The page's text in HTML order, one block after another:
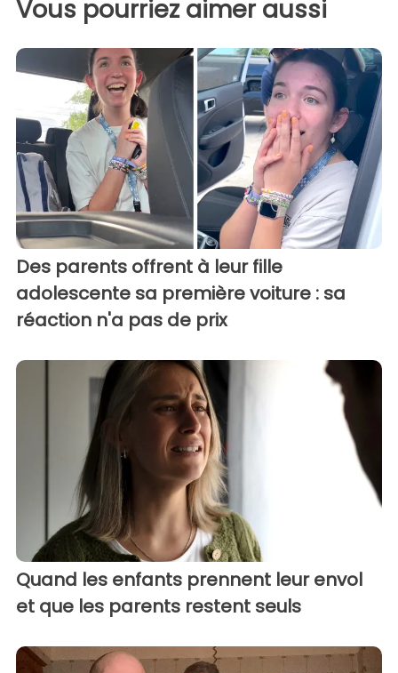
Vous pourriez aimer aussi
Des parents offrent à leur fille
adolescente sa première voiture : sa
réaction n'a pas de prix
Quand les enfants prennent leur envol
et que les parents restent seuls